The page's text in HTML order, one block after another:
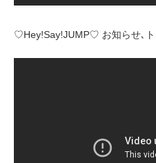
♡Hey!Say!JUMP♡ お知らせ､ト